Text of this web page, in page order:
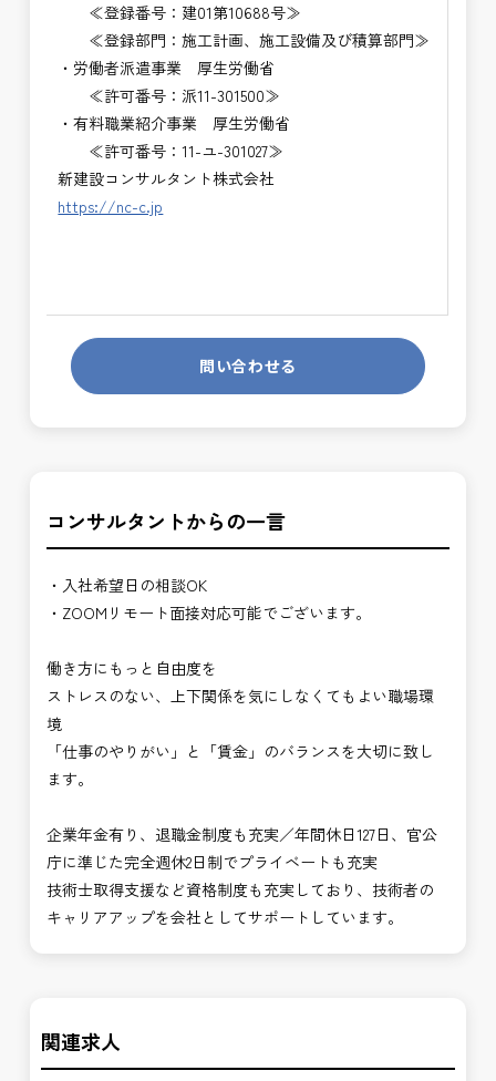
≪登録番号：建01第10688号≫
≪登録部門：施工計画、施工設備及び積算部門≫
・労働者派遣事業 厚生労働省
≪許可番号：派11-301500≫
・有料職業紹介事業 厚生労働省
≪許可番号：11-ユ-301027≫
新建設コンサルタント株式会社
https://nc-c.jp
問い合わせる
コンサルタントからの一言
・入社希望日の相談OK
・ZOOMリモート面接対応可能でございます。
働き方にもっと自由度を
ストレスのない、上下関係を気にしなくてもよい職場環
境
「仕事のやりがい」と「賃金」のバランスを大切に致し
ます。
企業年金有り、退職金制度も充実／年間休日127日、官公
庁に準じた完全週休2日制でプライベートも充実
技術士取得支援など資格制度も充実しており、技術者の
キャリアアップを会社としてサポートしています。
関連求人